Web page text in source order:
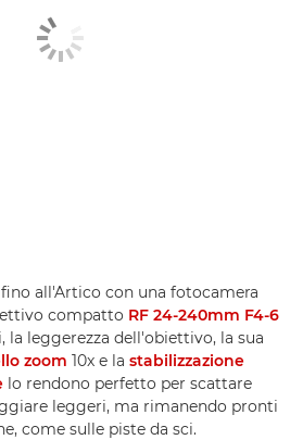
all'Artico con una fotocamera
compatto RF 24-240mm F4-6
la leggerezza dell'obiettivo, la sua
zoom 10x e la stabilizzazione
lo rendono perfetto per scattare
leggeri, ma rimanendo pronti
come sulle piste da sci.